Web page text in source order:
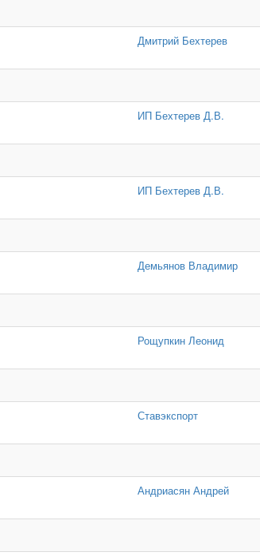
Дмитрий Бехтерев
ИП Бехтерев Д.В.
ИП Бехтерев Д.В.
Демьянов Владимир
Рощупкин Леонид
Ставэкспорт
Андриасян Андрей